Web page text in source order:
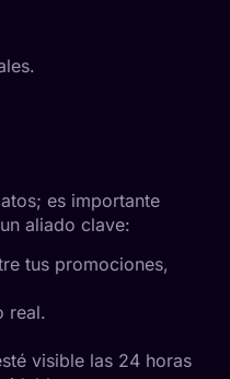
es importante
aliado clave:
tus promociones,
real.
visible las 24 horas